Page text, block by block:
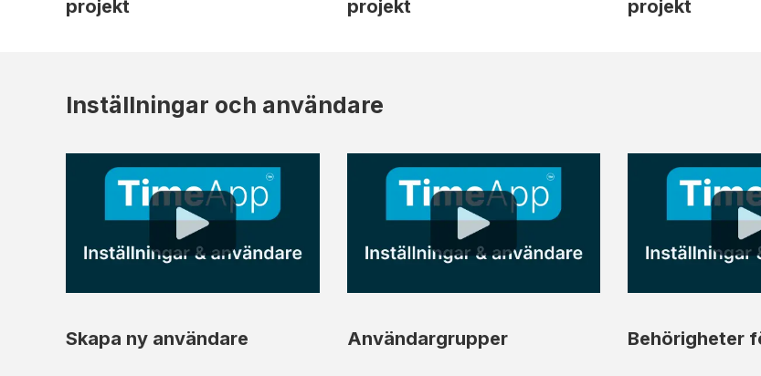
projekt
projekt
projekt
Inställningar och användare
Skapa ny användare Användargrupper Behörigheter